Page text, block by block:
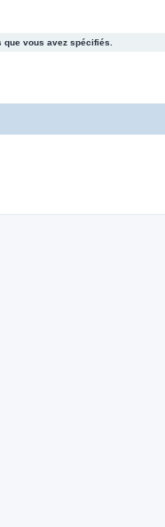
vous avez spécifiés.